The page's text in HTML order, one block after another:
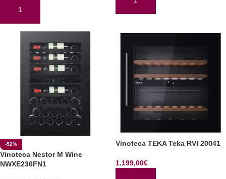
AÑADIR AL CARRITO
AÑADIR AL CARRITO
-52%
Vinoteca Nestor M Wine
NWXE236FN1
Vinoteca TEKA Teka RVI 20041
1.199,00€